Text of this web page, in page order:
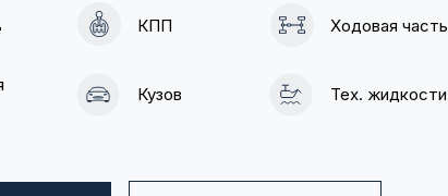
Кузов Тех. жидкости
КПП Ходовая часть